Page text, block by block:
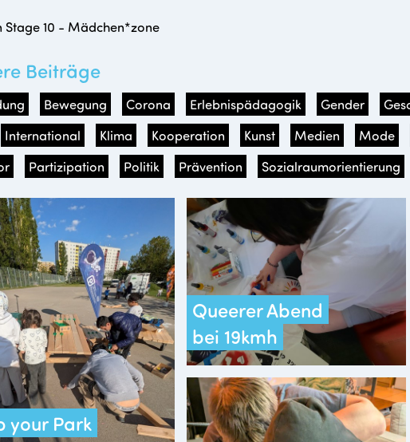
Stage 10 - Mädchen*zone
Beiträge
Bewegung Corona Erlebnispädagogik Gender
International
Klima Kooperation Kunst Medien Mode
Partizipation Politik Prävention Sozialraumorientierung
your Park
Queerer Abend
bei 19kmh